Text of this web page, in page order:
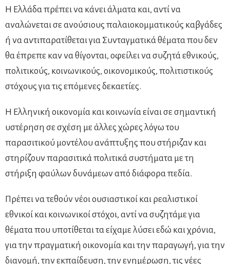
Η Ελλάδα πρέπει να κάνει άλματα και, αντί να
αναλώνεται σε ανούσιους παλαιοκομματικούς καβγάδες
ή να αντιπαρατίθεται για Συνταγματικά θέματα που δεν
θα έπρεπε καν να θίγονται, οφείλει να συζητά εθνικούς,
πολιτικούς, κοινωνικούς, οικονομικούς, πολιτιστικούς
στόχους για τις επόμενες δεκαετίες.
Η Ελληνική οικονομία και κοινωνία είναι σε σημαντική
υστέρηση σε σχέση με άλλες χώρες λόγω του
παρασιτικού μοντέλου ανάπτυξης που στήριζαν και
στηρίζουν παρασιτικά πολιτικά συστήματα με τη
στήριξη φαύλων δυνάμεων από διάφορα πεδία.
Πρέπει να τεθούν νέοι ουσιαστικοί και ρεαλιστικοί
εθνικοί και κοινωνικοί στόχοι, αντί να συζητάμε για
θέματα που υποτίθεται τα είχαμε λύσει εδώ και χρόνια,
για την πραγματική οικονομία και την παραγωγή, για την
διανομή, την εκπαίδευση, την ενημέρωση, τις νέες